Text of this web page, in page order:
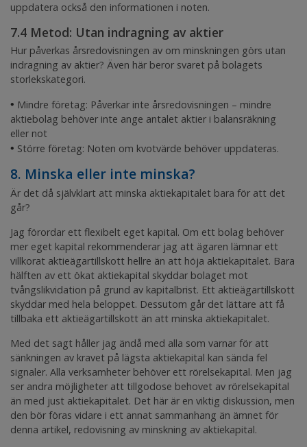
uppdatera också den informationen i noten.
7.4 Metod: Utan indragning av aktier
Hur påverkas årsredovisningen av om minskningen görs utan
indragning av aktier? Även här beror svaret på bolagets
storlekskategori.
• Mindre företag: Påverkar inte årsredovisningen – mindre
aktiebolag behöver inte ange antalet aktier i balansräkning
eller not
• Större företag: Noten om kvotvärde behöver uppdateras.
8. Minska eller inte minska?
Är det då självklart att minska aktiekapitalet bara för att det
går?
Jag förordar ett flexibelt eget kapital. Om ett bolag behöver
mer eget kapital rekommenderar jag att ägaren lämnar ett
villkorat aktieägartillskott hellre än att höja aktiekapitalet. Bara
hälften av ett ökat aktiekapital skyddar bolaget mot
tvångslikvidation på grund av kapitalbrist. Ett aktieägartillskott
skyddar med hela beloppet. Dessutom går det lättare att få
tillbaka ett aktieägartillskott än att minska aktiekapitalet.
Med det sagt håller jag ändå med alla som varnar för att
sänkningen av kravet på lägsta aktiekapital kan sända fel
signaler. Alla verksamheter behöver ett rörelsekapital. Men jag
ser andra möjligheter att tillgodose behovet av rörelsekapital
än med just aktiekapitalet. Det här är en viktig diskussion, men
den bör föras vidare i ett annat sammanhang än ämnet för
denna artikel, redovisning av minskning av aktiekapital.